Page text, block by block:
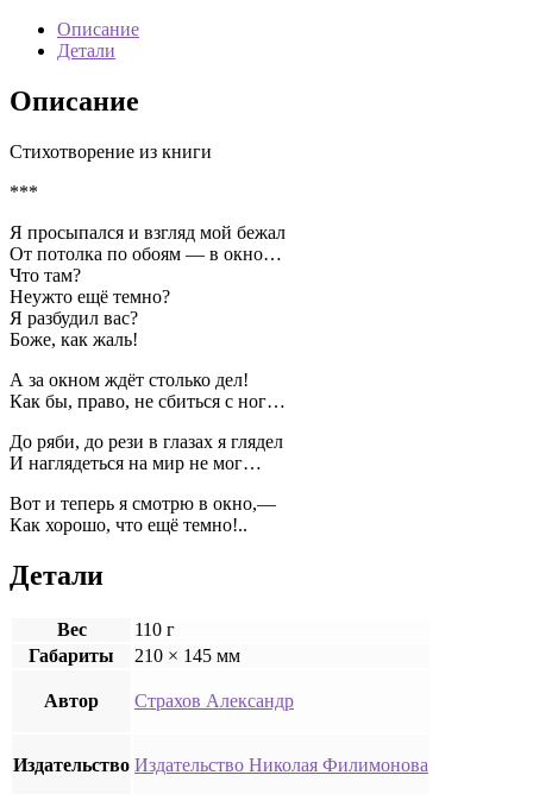
Описание
Детали
Описание
Стихотворение из книги
***
Я просыпался и взгляд мой бежал
От потолка по обоям — в окно…
Что там?
Неужто ещё темно?
Я разбудил вас?
Боже, как жаль!
А за окном ждёт столько дел!
Как бы, право, не сбиться с ног…
До ряби, до рези в глазах я глядел
И наглядеться на мир не мог…
Вот и теперь я смотрю в окно,—
Как хорошо, что ещё темно!..
Детали
Вес
110 г
Габариты
210 × 145 мм
Автор Страхов Александр
Издательство Издательство Николая Филимонова